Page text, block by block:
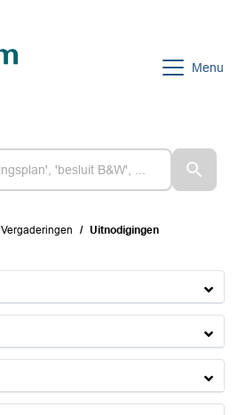
Menu
Vergaderingen Uitnodigingen